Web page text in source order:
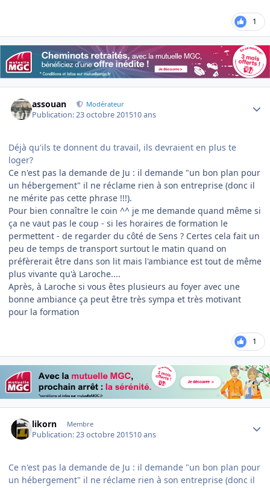
1
assouan Modérateur
Publication:23 octobre 201510 ans
Déjà qu'ils te donnent du travail, ils devraient en plus te
loger?
Ce n'est pas la demande de Ju : il demande "un bon plan pour
un hébergement" il ne réclame rien à son entreprise (donc il
ne mérite pas cette phrase !!!).
Pour bien connaître le coin ^^ je me demande quand même si
ça ne vaut pas le coup - si les horaires de formation le
permettent - de regarder du côté de Sens ? Certes cela fait un
peu de temps de transport surtout le matin quand on
préfèrerait être dans son lit mais l'ambiance est tout de même
plus vivante qu'à Laroche....
Après, à Laroche si vous êtes plusieurs au foyer avec une
bonne ambiance ça peut être très sympa et très motivant
pour la formation
1
likorn Membre
Publication:23 octobre 201510 ans
Ce n'est pas la demande de Ju : il demande "un bon plan pour
un hébergement" il ne réclame rien à son entreprise (donc il